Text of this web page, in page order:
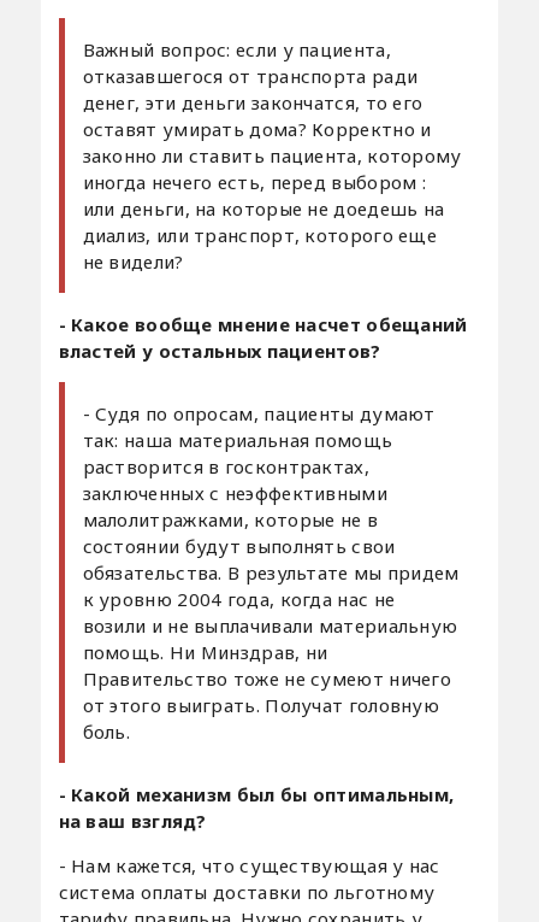
Важный вопрос: если у пациента,
отказавшегося от транспорта ради
денег, эти деньги закончатся, то его
оставят умирать дома? Корректно и
законно ли ставить пациента, которому
иногда нечего есть, перед выбором :
или деньги, на которые не доедешь на
диализ, или транспорт, которого еще
не видели?
- Какое вообще мнение насчет обещаний
властей у остальных пациентов?
- Судя по опросам, пациенты думают
так: наша материальная помощь
растворится в госконтрактах,
заключенных с неэффективными
малолитражками, которые не в
состоянии будут выполнять свои
обязательства. В результате мы придем
к уровню 2004 года, когда нас не
возили и не выплачивали материальную
помощь. Ни Минздрав, ни
Правительство тоже не сумеют ничего
от этого выиграть. Получат головную
боль.
- Какой механизм был бы оптимальным,
на ваш взгляд?
- Нам кажется, что существующая у нас
система оплаты доставки по льготному